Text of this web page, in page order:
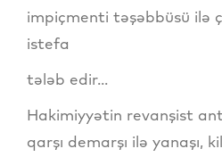
impiçmenti təşəbbüsü ilə
istefa
tələb edir...
Hakimiyyətin revanşist
qarşı demarşı ilə yanaşı,